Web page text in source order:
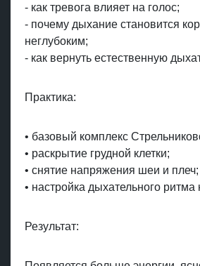
- как тревога влияет на голос;
- почему дыхание становится
неглубоким;
- как вернуть естественную
Практика:
• базовый комплекс
• раскрытие грудной клетки;
• снятие напряжения шеи и плеч;
• настройка дыхательного ритма
Результат: